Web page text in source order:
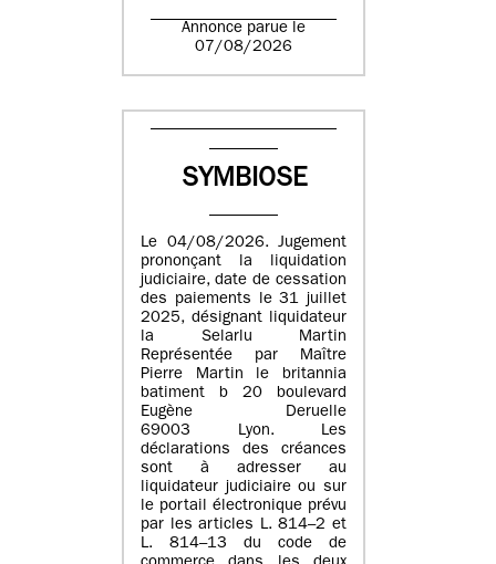
Annonce parue le
07/08/2026
SYMBIOSE
Le 04/08/2026. Jugement
prononçant la liquidation
judiciaire, date de cessation
des paiements le 31 juillet
2025, désignant liquidateur
la Selarlu Martin
Représentée par Maître
Pierre Martin le britannia
batiment b 20 boulevard
Eugène Deruelle
69003 Lyon. Les
déclarations des créances
sont à adresser au
liquidateur judiciaire ou sur
le portail électronique prévu
par les articles L. 814–2 et
L. 814–13 du code de